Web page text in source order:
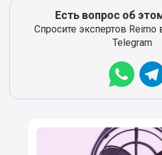
Есть вопрос об
Спросите экспертов Reimo
Telegram